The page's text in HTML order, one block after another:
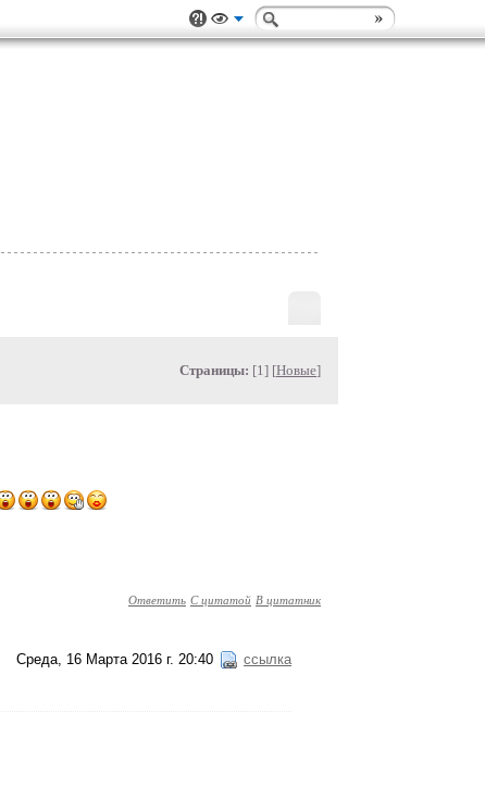
Страницы: [1] [Новые]
Ответить С цитатой В цитатник
Среда, 16 Марта 2016 г. 20:40 ссылка